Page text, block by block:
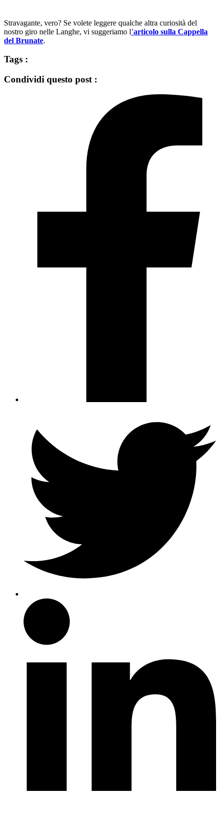
Stravagante, vero? Se volete leggere qualche altra curiosità del
nostro giro nelle Langhe, vi suggeriamo l’articolo sulla Cappella
del Brunate.
Tags :
Condividi questo post :